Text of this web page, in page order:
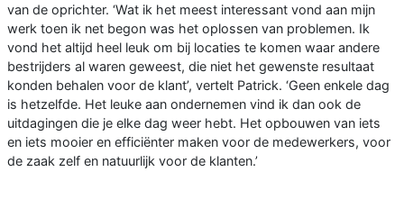
van de oprichter. ‘Wat ik het meest interessant vond aan mijn
werk toen ik net begon was het oplossen van problemen. Ik
vond het altijd heel leuk om bij locaties te komen waar andere
bestrijders al waren geweest, die niet het gewenste resultaat
konden behalen voor de klant’, vertelt Patrick. ‘Geen enkele dag
is hetzelfde. Het leuke aan ondernemen vind ik dan ook de
uitdagingen die je elke dag weer hebt. Het opbouwen van iets
en iets mooier en efficiënter maken voor de medewerkers, voor
de zaak zelf en natuurlijk voor de klanten.’